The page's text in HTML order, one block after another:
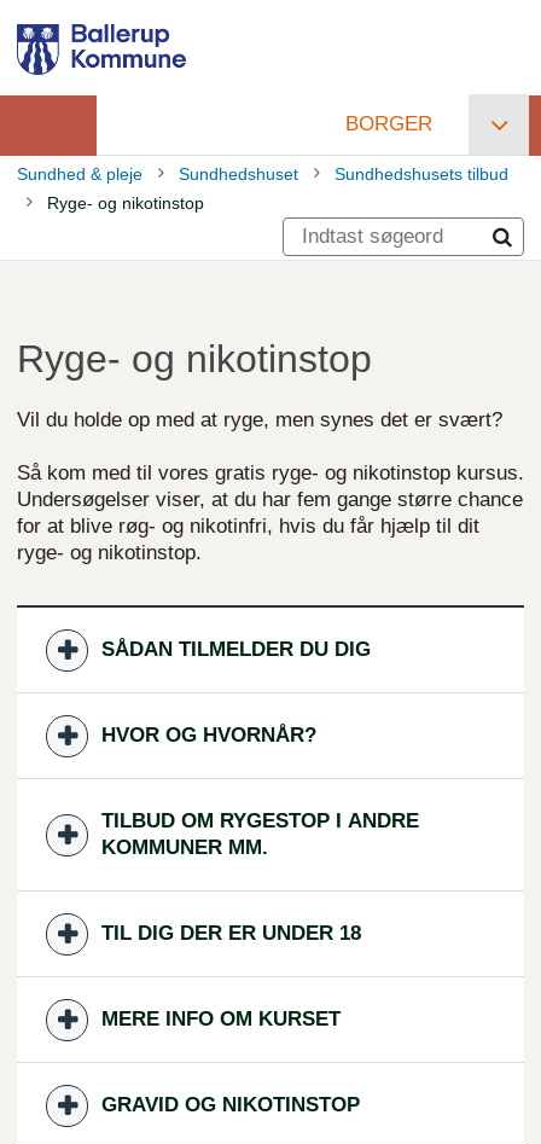
hovedindhold
Primær
navigation
BORGER
Brødkrumme
Sundhed & pleje Sundhedshuset
Sundhedshusets tilbud
Ryge- og nikotinstop
Ryge- og nikotinstop
Vil du holde op med at ryge, men synes det er svært?
Så kom med til vores gratis ryge- og nikotinstop kursus.
Undersøgelser viser, at du har fem gange større chance
for at blive røg- og nikotinfri, hvis du får hjælp til dit
ryge- og nikotinstop.
SÅDAN TILMELDER DU DIG
HVOR OG HVORNÅR?
TILBUD OM RYGESTOP I ANDRE
KOMMUNER MM.
TIL DIG DER ER UNDER 18
MERE INFO OM KURSET
GRAVID OG NIKOTINSTOP